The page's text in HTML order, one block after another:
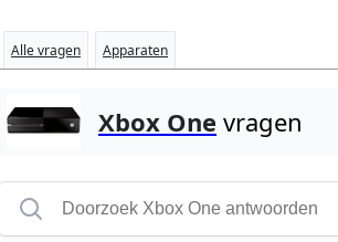
Alle vragen Apparaten
Xbox One vragen